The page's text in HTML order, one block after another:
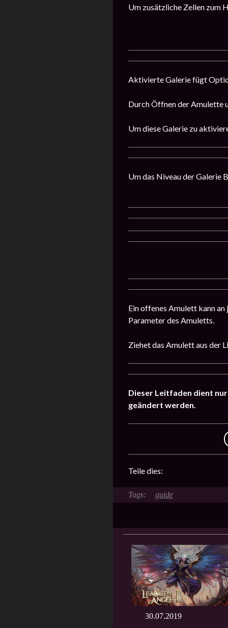
Um zusätzliche Zellen zum
Aktivierte Galerie fügt
Durch Öffnen der Amulette
Um diese Galerie zu
Um das Niveau der Galerie
Ein offenes Amulett kann
Parameter des Amuletts.
Ziehet das Amulett aus der
Dieser Leitfaden dient
geändert werden.
Teile dies:
guide
30.07.2019